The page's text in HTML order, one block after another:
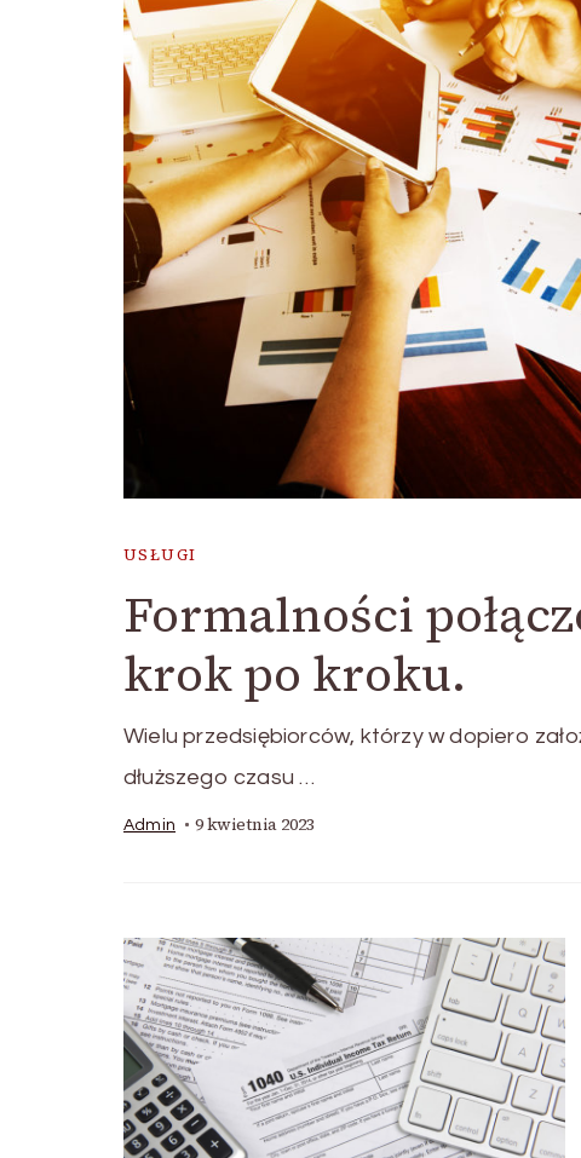
USŁUGI
Formalności
krok po kroku.
Wielu przedsiębiorców, którzy w dopiero
dłuższego czasu …
Admin 9 kwietnia 2023